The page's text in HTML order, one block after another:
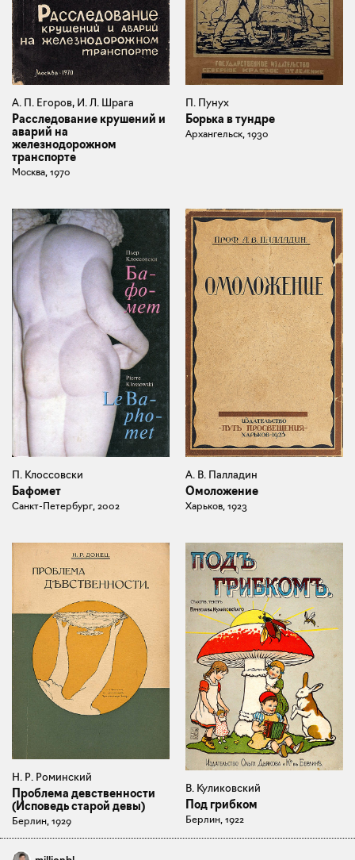
А. П. Егоров, И. Л. Шрага
Расследование крушений и
аварий на
железнодорожном
транспорте
Москва, 1970
П. Пунух
Борька в тундре
Архангельск, 1930
П. Клоссовски
Бафомет
Санкт-Петербург, 2002
А. В. Палладин
Омоложение
Харьков, 1923
Н. Р. Роминский
Проблема девственности
(Исповедь старой девы)
Берлин, 1929
В. Куликовский
Под грибком
Берлин, 1922